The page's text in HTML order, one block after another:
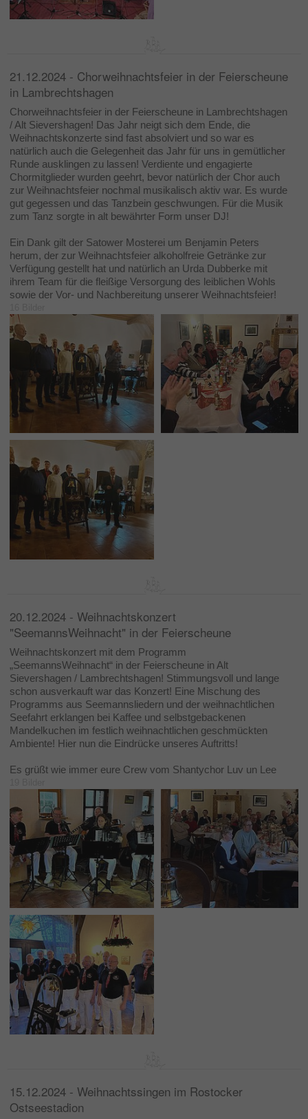
21.12.2024 - Chorweihnachtsfeier in der Feierscheune
in Lambrechtshagen
Chorweihnachtsfeier in der Feierscheune in Lambrechtshagen
/ Alt Sievershagen! Das Jahr neigt sich dem Ende, die
Weihnachtskonzerte sind fast absolviert und so war es
natürlich auch die Gelegenheit das Jahr für uns in gemütlicher
Runde ausklingen zu lassen! Verdiente und engagierte
Chormitglieder wurden geehrt, bevor natürlich der Chor auch
zur Weihnachtsfeier nochmal musikalisch aktiv war. Es wurde
gut gegessen und das Tanzbein geschwungen. Für die Musik
zum Tanz sorgte in alt bewährter Form unser DJ!
Ein Dank gilt der Satower Mosterei um Benjamin Peters
herum, der zur Weihnachtsfeier alkoholfreie Getränke zur
Verfügung gestellt hat und natürlich an Urda Dubberke mit
ihrem Team für die fleißige Versorgung des leiblichen Wohls
sowie der Vor- und Nachbereitung unserer Weihnachtsfeier!
20.12.2024 - Weihnachtskonzert
"SeemannsWeihnacht" in der Feierscheune
Weihnachtskonzert mit dem Programm
„SeemannsWeihnacht“ in der Feierscheune in Alt
Sievershagen / Lambrechtshagen! Stimmungsvoll und lange
schon ausverkauft war das Konzert! Eine Mischung des
Programms aus Seemannsliedern und der weihnachtlichen
Seefahrt erklangen bei Kaffee und selbstgebackenen
Mandelkuchen im festlich weihnachtlichen geschmückten
Ambiente! Hier nun die Eindrücke unseres Auftritts!
Es grüßt wie immer eure Crew vom Shantychor Luv un Lee
15.12.2024 - Weihnachtssingen im Rostocker
Ostseestadion